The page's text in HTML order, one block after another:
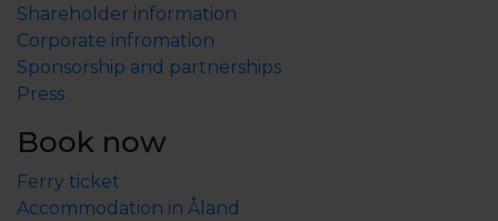
Shareholder information
Corporate infromation
Sponsorship and partnerships
Press
Book now
Ferry ticket
Accommodation in Åland